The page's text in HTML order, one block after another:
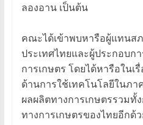
ลองอาน เป็นต้น
คณะได้เข้าพบหารือผู้แทนส
ประเทศไทยและผู้ประกอบก
การเกษตร โดยได้หารือใน
ด้านการใช้เทคโนโลยีในภา
ผลผลิตทางการเกษตรรวมทั้
ทางการเกษตรของไทยอีกด้